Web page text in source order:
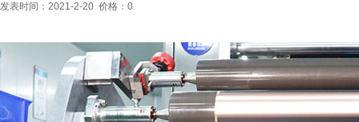
发表时间：2021-2-20 价格：0